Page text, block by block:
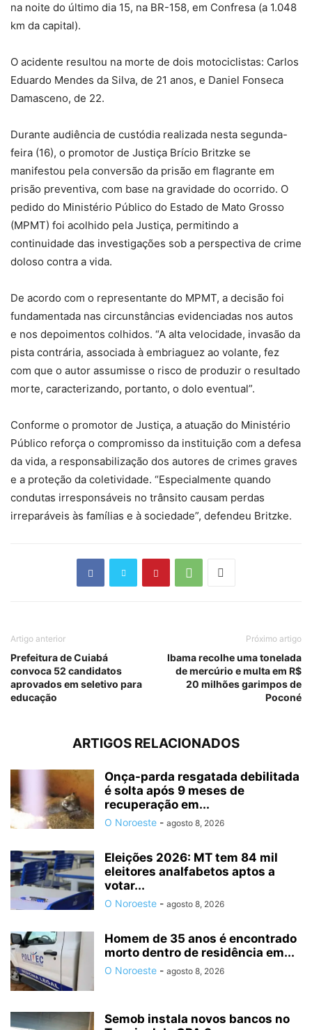
na noite do último dia 15, na BR-158, em Confresa (a 1.048
km da capital).
O acidente resultou na morte de dois motociclistas: Carlos
Eduardo Mendes da Silva, de 21 anos, e Daniel Fonseca
Damasceno, de 22.
Durante audiência de custódia realizada nesta segunda-
feira (16), o promotor de Justiça Brício Britzke se
manifestou pela conversão da prisão em flagrante em
prisão preventiva, com base na gravidade do ocorrido. O
pedido do Ministério Público do Estado de Mato Grosso
(MPMT) foi acolhido pela Justiça, permitindo a
continuidade das investigações sob a perspectiva de crime
doloso contra a vida.
De acordo com o representante do MPMT, a decisão foi
fundamentada nas circunstâncias evidenciadas nos autos
e nos depoimentos colhidos. “A alta velocidade, invasão da
pista contrária, associada à embriaguez ao volante, fez
com que o autor assumisse o risco de produzir o resultado
morte, caracterizando, portanto, o dolo eventual”.
Conforme o promotor de Justiça, a atuação do Ministério
Público reforça o compromisso da instituição com a defesa
da vida, a responsabilização dos autores de crimes graves
e a proteção da coletividade. “Especialmente quando
condutas irresponsáveis no trânsito causam perdas
irreparáveis às famílias e à sociedade”, defendeu Britzke.
Artigo anterior
Prefeitura de Cuiabá
convoca 52 candidatos
aprovados em seletivo para
educação
Próximo artigo
Ibama recolhe uma tonelada
de mercúrio e multa em R$
20 milhões garimpos de
Poconé
ARTIGOS RELACIONADOS
Onça-parda resgatada debilitada
é solta após 9 meses de
recuperação em...
O Noroeste - agosto 8, 2026
Eleições 2026: MT tem 84 mil
eleitores analfabetos aptos a
votar...
O Noroeste - agosto 8, 2026
Homem de 35 anos é encontrado
morto dentro de residência em...
O Noroeste - agosto 8, 2026
Semob instala novos bancos no